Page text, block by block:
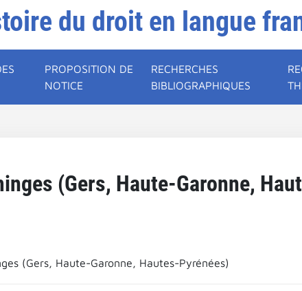
du droit en langue
PROPOSITION DE
NOTICE
RECHERCHES
BIBLIOGRAPHIQUES
(Gers, Haute-Garonne,
(Gers, Haute-Garonne, Hautes-Pyrénées)